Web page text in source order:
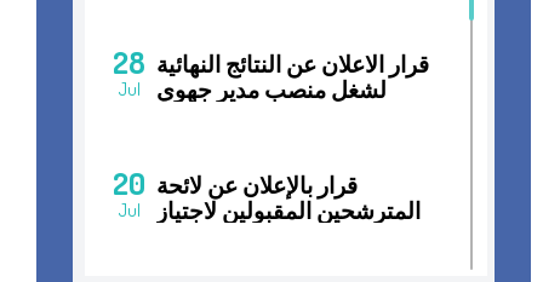
28
Jul
قرار الاعلان عن النتائج النهائية
لشغل منصب مدير جهوي
20
Jul
قرار بالإعلان عن لائحة
المترشحين المقبولين لاجتياز